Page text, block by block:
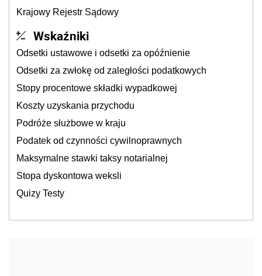
Krajowy Rejestr Sądowy
Wskaźniki
Odsetki ustawowe i odsetki za opóźnienie
Odsetki za zwłokę od zaległości podatkowych
Stopy procentowe składki wypadkowej
Koszty uzyskania przychodu
Podróże służbowe w kraju
Podatek od czynności cywilnoprawnych
Maksymalne stawki taksy notarialnej
Stopa dyskontowa weksli
Quizy Testy